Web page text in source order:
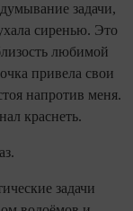
задачи,
сиренью. Это
любимой
привела свои
напротив меня.
краснеть.
задачи